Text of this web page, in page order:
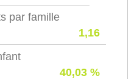
par famille
1,16
40,03 %